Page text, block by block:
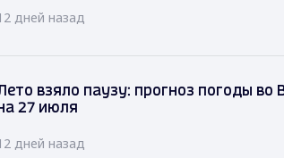
дней назад
взяло паузу: прогноз погоды во
27 июля
дней назад